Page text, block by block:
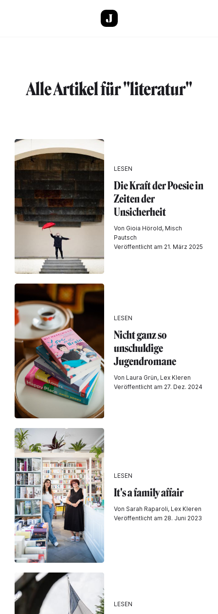
Alle Artikel für "literatur"
LESEN
Die Kraft der Poesie in
Zeiten der
Unsicherheit
Von Gioia Hörold, Misch
Pautsch
Veröffentlicht am 21. März 2025
LESEN
Nicht ganz so
unschuldige
Jugendromane
Von Laura Grün, Lex Kleren
Veröffentlicht am 27. Dez. 2024
LESEN
It's a family affair
Von Sarah Raparoli, Lex Kleren
Veröffentlicht am 28. Juni 2023
LESEN